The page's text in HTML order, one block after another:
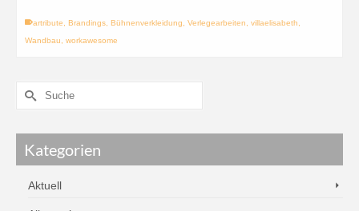
artribute Brandings Bühnenverkleidung Verlegearbeiten villaelisabeth
Wandbau
workawesome
Kategorien
Aktuell